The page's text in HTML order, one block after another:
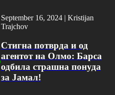
September 16, 2024 | Kristijan
Trajchov
Стигна потврда и од
агентот на Олмо: Барса
одбила страшна понуда
за Јамал!